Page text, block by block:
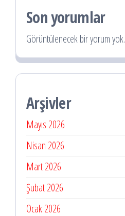
Son yorumlar
Görüntülenecek bir yorum yok.
Arşivler
Mayıs 2026
Nisan 2026
Mart 2026
Şubat 2026
Ocak 2026